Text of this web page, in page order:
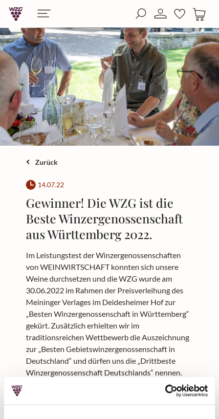
springen
Zurück
14.07.22
Gewinner! Die WZG ist die
Beste Winzergenossenschaft
aus Württemberg 2022.
Im Leistungstest der Winzergenossenschaften
von WEINWIRTSCHAFT konnten sich unsere
Weine durchsetzen und die WZG wurde am
30.06.2022 im Rahmen der Preisverleihung des
Meininger Verlages im Deidesheimer Hof zur
„Besten Winzergenossenschaft in Württemberg“
gekürt. Zusätzlich erhielten wir im
traditionsreichen Wettbewerb die Auszeichnung
zur „Besten Gebietswinzergenossenschaft in
Deutschland“ und dürfen uns die „Drittbeste
Winzergenossenschaft Deutschlands“ nennen.
Der durchgängige und in allen Teilen der WZG
gelebte Qualitätsanspruch für unsere Produkte